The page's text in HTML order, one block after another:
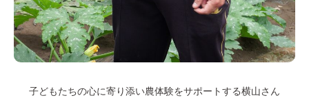
子どもたちの心に寄り添い農体験をサポートする横山さん